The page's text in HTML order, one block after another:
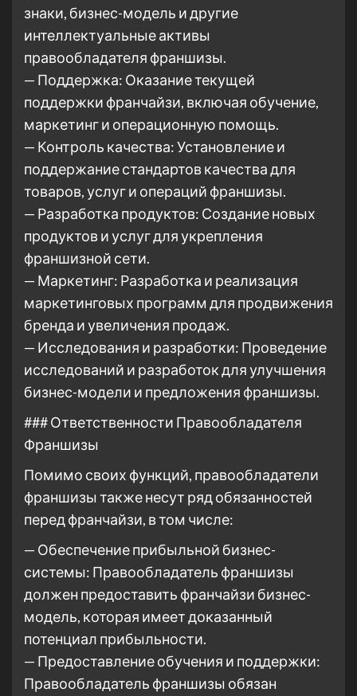
знаки, бизнес-модель и другие
интеллектуальные активы
правообладателя франшизы.
— Поддержка: Оказание текущей
поддержки франчайзи, включая обучение,
маркетинг и операционную помощь.
— Контроль качества: Установление и
поддержание стандартов качества для
товаров, услуг и операций франшизы.
— Разработка продуктов: Создание новых
продуктов и услуг для укрепления
франшизной сети.
— Маркетинг: Разработка и реализация
маркетинговых программ для продвижения
бренда и увеличения продаж.
— Исследования и разработки: Проведение
исследований и разработок для улучшения
бизнес-модели и предложения франшизы.
### Ответственности Правообладателя
Франшизы
Помимо своих функций, правообладатели
франшизы также несут ряд обязанностей
перед франчайзи, в том числе:
— Обеспечение прибыльной бизнес-
системы: Правообладатель франшизы
должен предоставить франчайзи бизнес-
модель, которая имеет доказанный
потенциал прибыльности.
— Предоставление обучения и поддержки:
Правообладатель франшизы обязан